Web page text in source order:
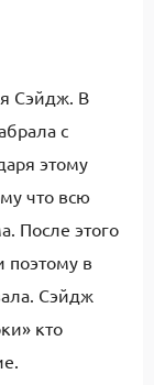
Сэйдж. В
с
этому
что всю
После этого
поэтому в
Сэйдж
кто